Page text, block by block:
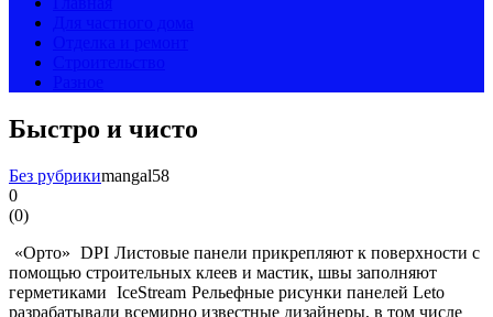
Быстро и чисто
Без рубрикиmangal58
0
(0)
«Орто» DPI Листовые панели прикрепляют к поверхности c
помощью строительных клеев и мастик, швы заполняют
герметиками IceStream Рельефные рисунки панелей Leto
разрабатывали всемирно известные дизайнеры, в том числе